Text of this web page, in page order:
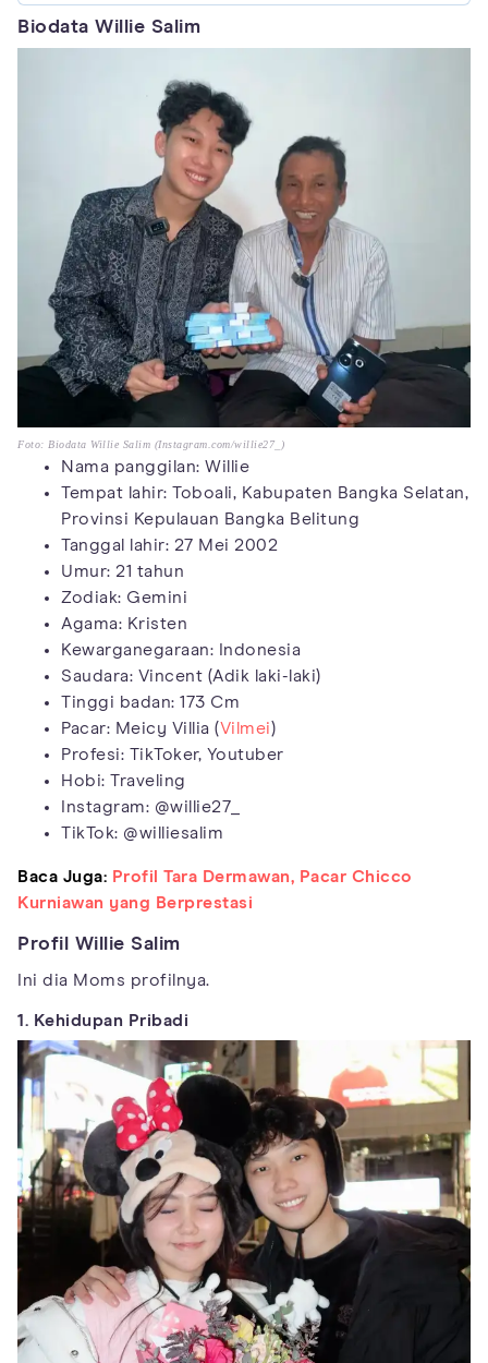
Biodata Willie Salim
Foto: Biodata Willie Salim (Instagram.com/willie27_)
Nama panggilan: Willie
Tempat lahir: Toboali, Kabupaten Bangka Selatan,
Provinsi Kepulauan Bangka Belitung
Tanggal lahir: 27 Mei 2002
Umur: 21 tahun
Zodiak: Gemini
Agama: Kristen
Kewarganegaraan: Indonesia
Saudara: Vincent (Adik laki-laki)
Tinggi badan: 173 Cm
Pacar: Meicy Villia (Vilmei)
Profesi: TikToker, Youtuber
Hobi: Traveling
Instagram: @willie27_
TikTok: @williesalim
Baca Juga: Profil Tara Dermawan, Pacar Chicco
Kurniawan yang Berprestasi
Profil Willie Salim
Ini dia Moms profilnya.
1. Kehidupan Pribadi